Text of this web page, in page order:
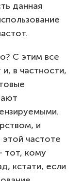
данная
С этим все
в частности,
и
частоте
тот, кому
кстати, если